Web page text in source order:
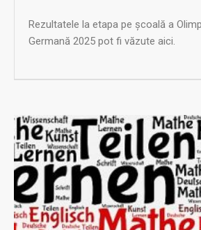
Rezultatele la etapa pe şcoală a
Germană 2025 pot fi văzute aici.